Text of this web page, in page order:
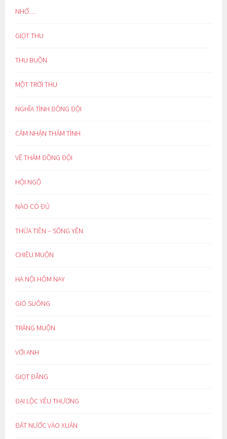
NHỚ…
GIỌT THU
THU BUỒN
MỘT TRỜI THU
NGHĨA TÌNH ĐỒNG ĐỘI
CẢM NHẬN THÂM TÌNH
VỀ THĂM ĐỒNG ĐỘI
HỘI NGỘ
NÀO CÓ ĐỦ
THỪA TIỀN – SỐNG YÊN
CHIỀU MUỘN
HÀ NỘI HÔM NAY
GIÓ SUÔNG
TRĂNG MUỘN
VỚI ANH
GIỌT ĐẮNG
ĐẠI LỘC YÊU THƯƠNG
ĐẤT NƯỚC VÀO XUÂN